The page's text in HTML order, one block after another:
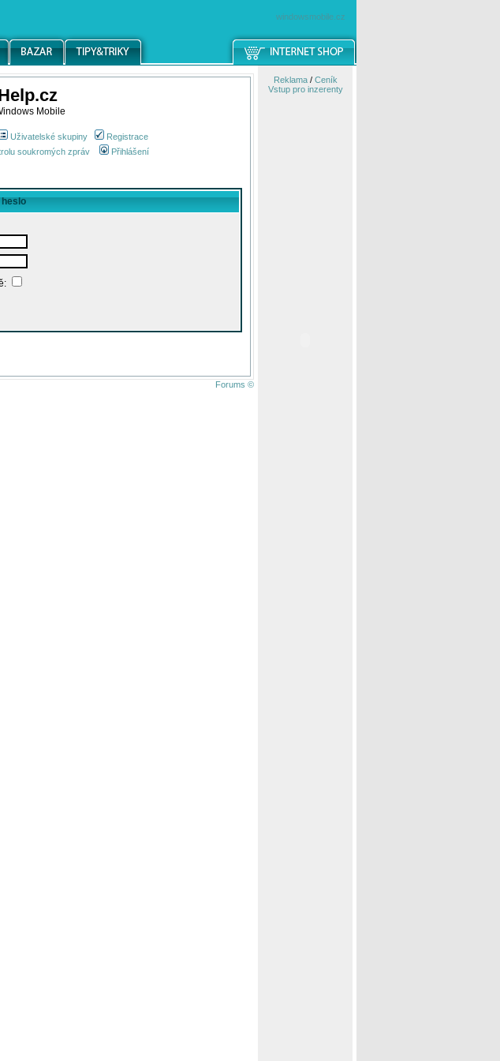
windowsmobile.cz
Mobile
Uživatelské skupiny
Registrace
soukromých zpráv Přihlášení
Forums ©
Reklama/ Ceník
Vstup pro inzerenty